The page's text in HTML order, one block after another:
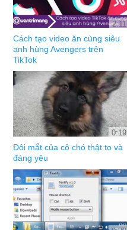
2:11
Cách tạo video ăn cùng siêu
anh hùng Avengers trên
TikTok
0:19
Đôi mắt của cô chó thật to và
đáng yêu